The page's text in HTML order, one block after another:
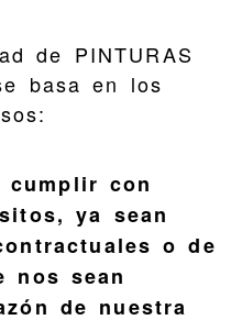
de PINTURAS
basa en los
cumplir con
ya sean
o de
nos sean
de nuestra